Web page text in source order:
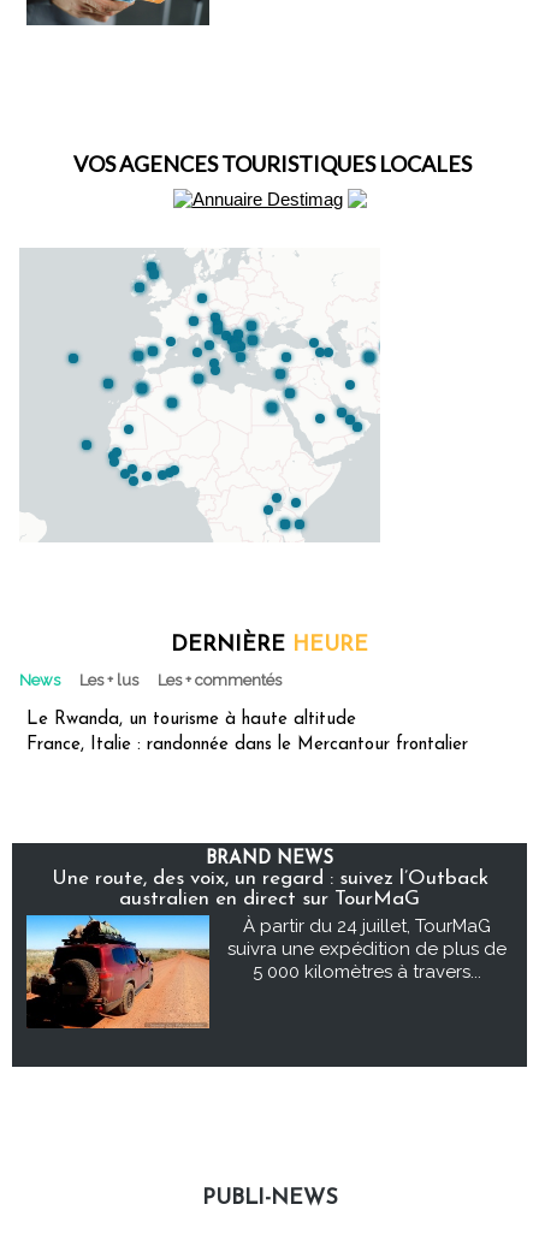
VOS AGENCES TOURISTIQUES LOCALES
DERNIÈRE HEURE
News Les + lus Les + commentés
Le Rwanda, un tourisme à haute altitude
France, Italie : randonnée dans le Mercantour frontalier
BRAND NEWS
Une route, des voix, un regard : suivez l’Outback
australien en direct sur TourMaG
À partir du 24 juillet, TourMaG
suivra une expédition de plus de
5 000 kilomètres à travers...
PUBLI-NEWS